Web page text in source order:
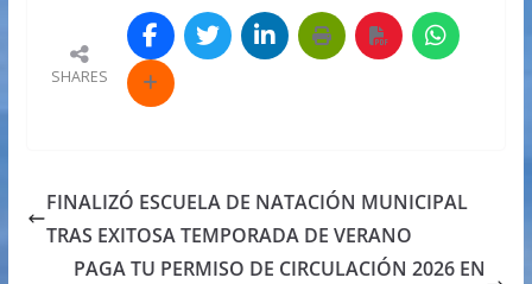
SHARES
FINALIZÓ ESCUELA DE NATACIÓN MUNICIPAL
TRAS EXITOSA TEMPORADA DE VERANO
PAGA TU PERMISO DE CIRCULACIÓN 2026 EN